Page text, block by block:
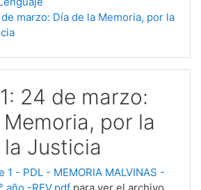
marzo: Día de la Memoria, por la
24 de marzo:
por la
Justicia
1 - PDL - MEMORIA MALVINAS -